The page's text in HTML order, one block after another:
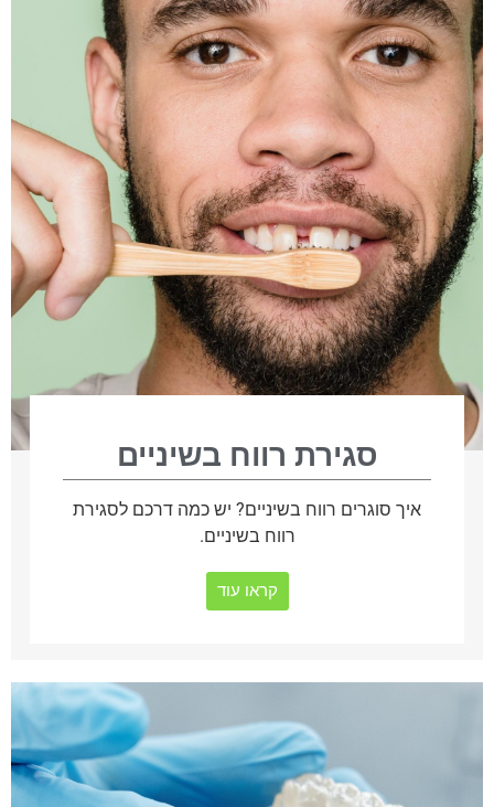
סגירת רווח בשיניים
איך סוגרים רווח בשיניים? יש כמה דרכם לסגירת
רווח בשיניים.
קראו עוד